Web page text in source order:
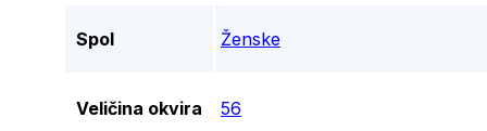
Spol Ženske
Veličina okvira 56